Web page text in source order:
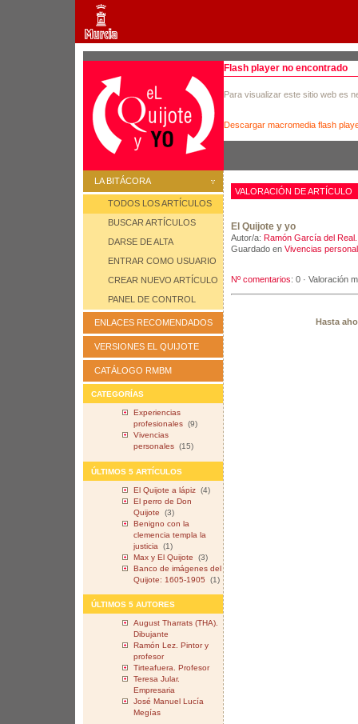
Flash player no encontrado
Para visualizar este sitio web es
Descargar macromedia flash
LA BITÁCORA
TODOS LOS ARTÍCULOS
BUSCAR ARTÍCULOS
DARSE DE ALTA
ENTRAR COMO USUARIO
CREAR NUEVO ARTÍCULO
PANEL DE CONTROL
ENLACES RECOMENDADOS
VERSIONES EL QUIJOTE
CATÁLOGO RMBM
CATEGORÍAS
Experiencias
profesionales (9)
Vivencias
personales (15)
ÚLTIMOS 5 ARTÍCULOS
El Quijote a lápiz (4)
El perro de Don
Quijote
(3)
Benigno con la
clemencia templa la
justicia
(1)
Max y El Quijote
(3)
Banco de imágenes del
Quijote: 1605-1905
(1)
ÚLTIMOS 5 AUTORES
August Tharrats (THA).
Dibujante
Ramón Lez. Pintor y
profesor
Tirteafuera. Profesor
Teresa Jular.
Empresaria
José Manuel Lucía
Megías
VALORACIÓN DE ARTÍCULO
El Quijote y yo
Autor/a: Ramón García del
Guardado en Vivencias
Nº comentarios: 0 · Valoración
Hasta